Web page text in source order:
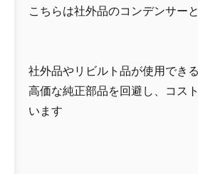
こちらは社外品のコンデンサー
社外品やリビルト品が使用でき
高価な純正部品を回避し、コス
います